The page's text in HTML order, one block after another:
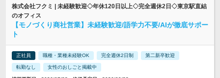
株式会社フクミ | 未経験歓迎◇年休120日以上◇完全週休2日◇東京駅直結
のオフィス
【モノづくり商社営業】未経験歓迎/語学力不要/AIが徹底サポー
ト
正社員 職種・業種未経験OK 完全週休2日制 第二新卒歓迎
転勤なし 女性のおしごと掲載中